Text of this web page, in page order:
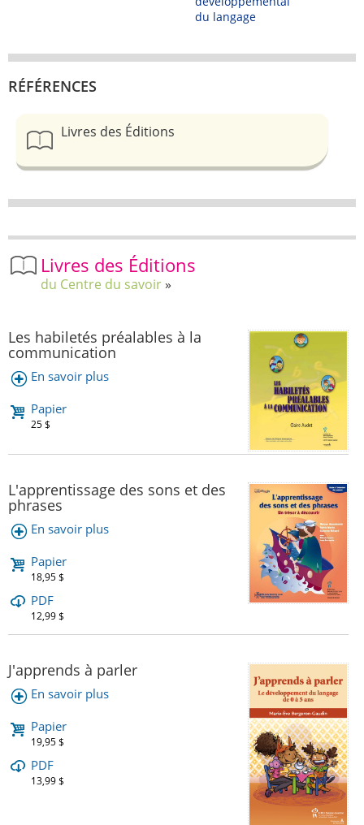
du langage
RÉFÉRENCES
Livres des Éditions
Livres des Éditions
du Centre du savoir
Les habiletés préalables à la
communication
En savoir plus
Papier
25 $
L'apprentissage des sons et des
phrases
En savoir plus
Papier
18,95 $
PDF
12,99 $
J'apprends à parler
En savoir plus
Papier
19,95 $
PDF
13,99 $